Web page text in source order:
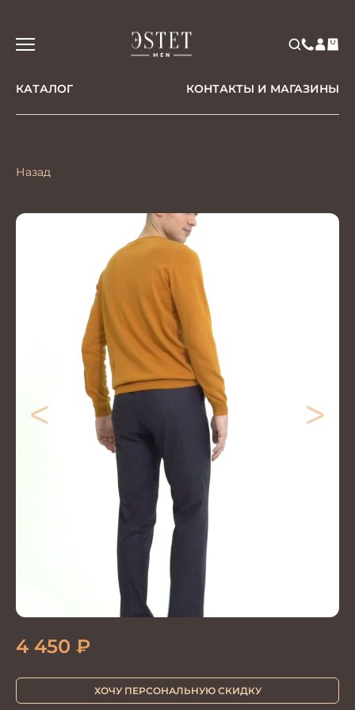
КАТАЛОГ КОНТАКТЫ И МАГАЗИНЫ
Назад
< >
4 450 ₽
ХОЧУ ПЕРСОНАЛЬНУЮ СКИДКУ